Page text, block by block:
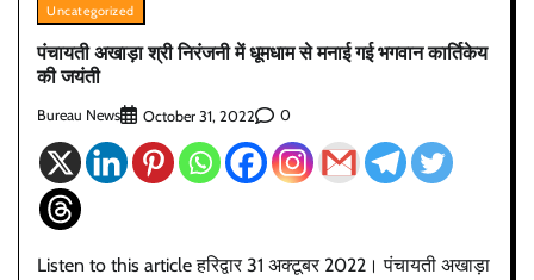
Uncategorized
पंचायती अखाड़ा श्री निरंजनी में धूमधाम से मनाई गई भगवान कार्तिकेय
की जयंती
Bureau News October 31, 2022 0
Listen to this article हरिद्वार 31 अक्टूबर 2022। पंचायती अखाड़ा